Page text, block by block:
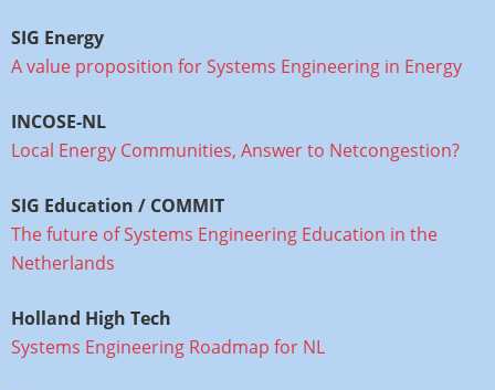
SIG Energy
A value proposition for Systems Engineering in Energy
INCOSE-NL
Local Energy Communities, Answer to Netcongestion?
SIG Education / COMMIT
The future of Systems Engineering Education in the
Netherlands
Holland High Tech
Systems Engineering Roadmap for NL